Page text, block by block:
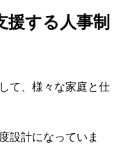
援する人事制
て、様々な家庭と仕
設計になっていま